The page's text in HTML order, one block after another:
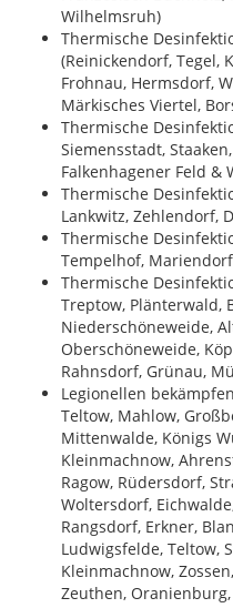
Wilhelmsruh)
Thermische
(Reinickendorf, Tegel,
Frohnau, Hermsdorf,
Märkisches Viertel,
Thermische
Siemensstadt,
Falkenhagener Feld &
Thermische
Lankwitz, Zehlendorf,
Thermische
Tempelhof,
Thermische
Treptow, Plänterwald,
Niederschöneweide,
Oberschöneweide,
Rahnsdorf, Grünau,
Legionellen
Teltow, Mahlow,
Mittenwalde, Königs
Kleinmachnow,
Ragow, Rüdersdorf,
Woltersdorf,
Rangsdorf, Erkner,
Ludwigsfelde, Teltow,
Kleinmachnow,
Zeuthen,